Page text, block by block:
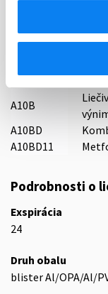
18 -
A10B
A10BD
A10BD11
Podrobnosti o
Exspirácia
24
Druh obalu
blister Al/OPA/Al/